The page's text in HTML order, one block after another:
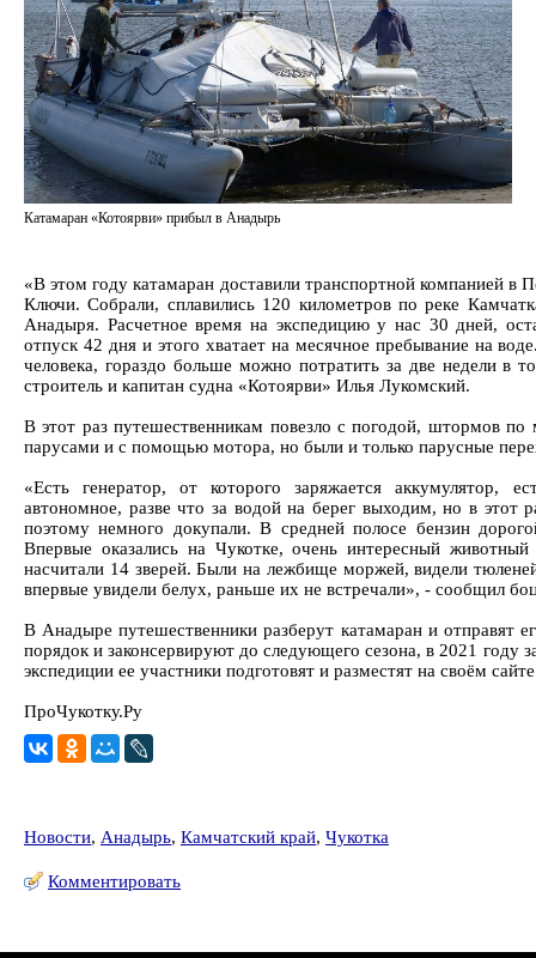
Катамаран «Котоярви» прибыл в Анадырь
«В этом году катамаран доставили транспортной компанией в
Ключи. Собрали, сплавились 120 километров по реке
Анадыря. Расчетное время на экспедицию у нас 30 дней,
отпуск 42 дня и этого хватает на месячное пребывание на
человека, гораздо больше можно потратить за две недели в
строитель и капитан судна «Котоярви» Илья Лукомский.
В этот раз путешественникам повезло с погодой, штормов
парусами и с помощью мотора, но были и только парусные
«Есть генератор, от которого заряжается аккумулятор,
автономное, разве что за водой на берег выходим, но в этот
поэтому немного докупали. В средней полосе бензин
Впервые оказались на Чукотке, очень интересный
насчитали 14 зверей. Были на лежбище моржей, видели
впервые увидели белух, раньше их не встречали», - сообщил
В Анадыре путешественники разберут катамаран и отправят
порядок и законсервируют до следующего сезона, в 2021
экспедиции ее участники подготовят и разместят на своём
ПроЧукотку.Ру
Новости, Анадырь, Камчатский край, Чукотка
Комментировать